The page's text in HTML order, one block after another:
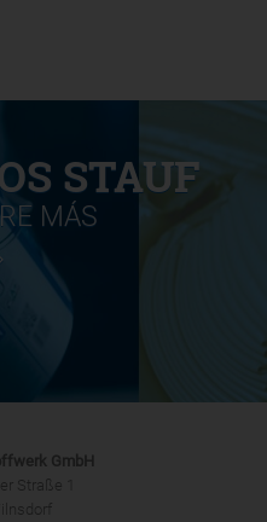
STAUF
MÁS
GmbH
Straße 1